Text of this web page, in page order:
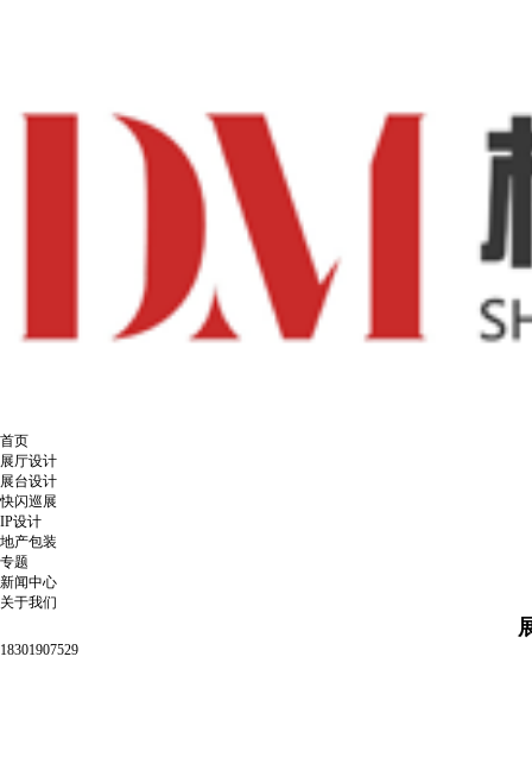
首页
展厅设计
展台设计
快闪巡展
IP设计
地产包装
专题
新闻中心
关于我们
18301907529